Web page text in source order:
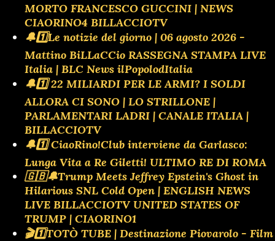
MORTO FRANCESCO GUCCINI | NEWS
CIAORINO4 BILLACCIOTV
🔔1️⃣Le notizie del giorno | 06 agosto 2026 -
Mattino BiLLaCCio RASSEGNA STAMPA LIVE
Italia | BLC News ilPopolodItalia
🔔1️⃣ 22 MILIARDI PER LE ARMI? I SOLDI
ALLORA CI SONO | LO STRILLONE |
PARLAMENTARI LADRI | CANALE ITALIA |
BILLACCIOTV
🔔1️⃣ CiaoRino!Club interviene da Garlasco:
Lunga Vita a Re Giletti! ULTIMO RE DI ROMA
🇬🇧🔔Trump Meets Jeffrey Epstein's Ghost in
Hilarious SNL Cold Open | ENGLISH NEWS
LIVE BILLACCIOTV UNITED STATES OF
TRUMP | CIAORINO1
🎬1️⃣TOTÒ TUBE | Destinazione Piovarolo - Film